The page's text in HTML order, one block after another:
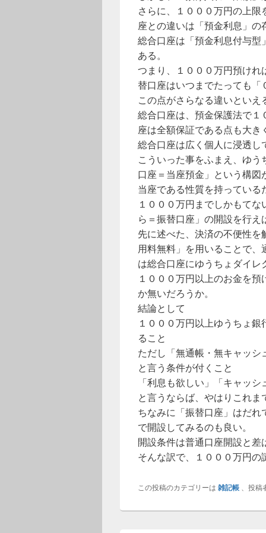
さらに、１０００万円の上
座との違いは「預金利息」の
総合口座は「預金利息付与
ある。
つまり、１０００万円預け
替口座はいつまでたっても「
この点がさらなる違いといえ
総合口座は、預金保護法で
座は全額保証である点も大き
総合口座は広く個人に浸透
こういった事をふまえ、ゆ
口座＝当座預金」という構図
当座である性質を持ってい
１０００万円までしかもて
ら＝振替口座」の開設を行え
先に述べた、決済の不便性
用料無料」を用いることで
は総合口座にゆうちょダイ
１０００万円以上のお金を
か無いだろうか。
結論として
１０００万円以上ゆうちょ
ること
ただし「無通帳・無キャッ
と言う条件が付くこと
「利息も欲しい」「キャッ
と言うならば、やはりこれ
ちなみに「振替口座」はだ
で開設してみるのも良い。
開設条件は普通口座開設と差
そんな訳で、１０００万円の
この投稿のカテゴリーは 雑記帳 、投